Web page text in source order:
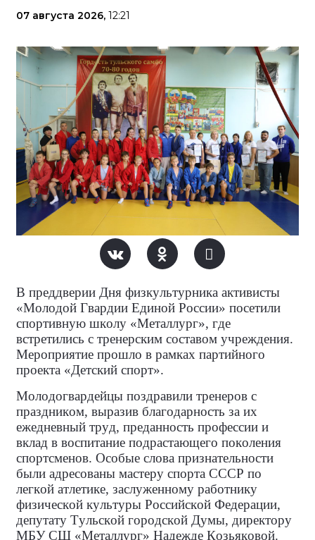
07 августа 2026, 12:21
В преддверии Дня физкультурника активисты
«Молодой Гвардии Единой России» посетили
спортивную школу «Металлург», где
встретились с тренерским составом учреждения.
Мероприятие прошло в рамках партийного
проекта «Детский спорт».
Молодогвардейцы поздравили тренеров с
праздником, выразив благодарность за их
ежедневный труд, преданность профессии и
вклад в воспитание подрастающего поколения
спортсменов. Особые слова признательности
были адресованы мастеру спорта СССР по
легкой атлетике, заслуженному работнику
физической культуры Российской Федерации,
депутату Тульской городской Думы, директору
МБУ СШ «Металлург» Надежде Козьяковой.